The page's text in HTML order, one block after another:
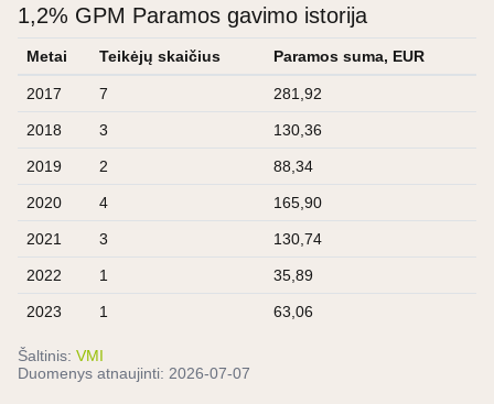
1,2% GPM Paramos gavimo istorija
Metai Teikėjų skaičius Paramos suma, EUR
2017 7 281,92
2018 3 130,36
2019 2 88,34
2020 4 165,90
2021 3 130,74
2022 1 35,89
2023 1 63,06
Šaltinis: VMI
Duomenys atnaujinti: 2026-07-07